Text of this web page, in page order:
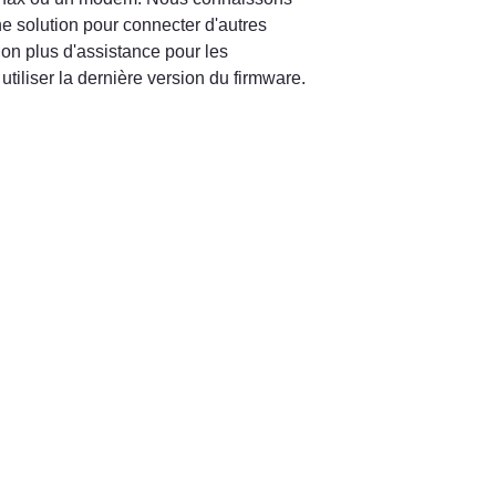
solution pour connecter d'autres
plus d'assistance pour les
la dernière version du firmware.